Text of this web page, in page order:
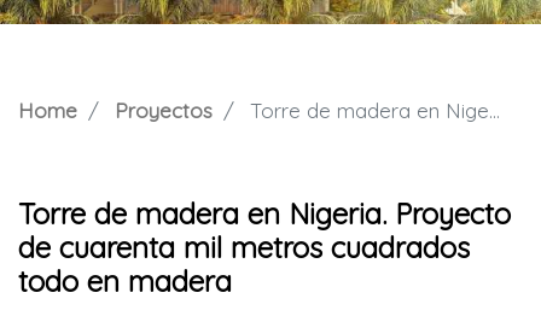
Home Proyectos Torre de madera en Nigeria. Proyecto de cuarenta mil metros cuadrados todo en madera
Torre de madera en Nigeria. Proyecto
de cuarenta mil metros cuadrados
todo en madera